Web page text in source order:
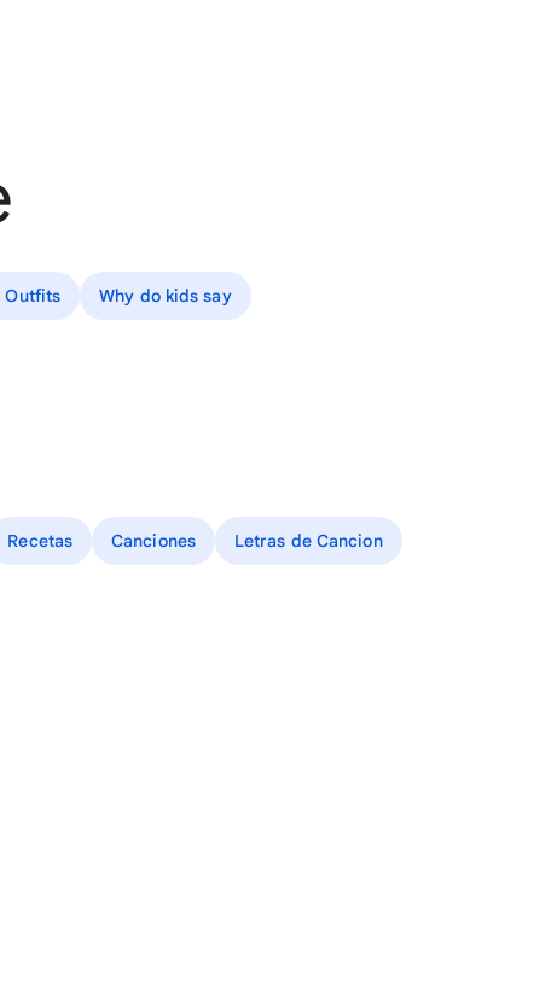
Outfits Why do kids say
Recetas Canciones Letras de Cancion